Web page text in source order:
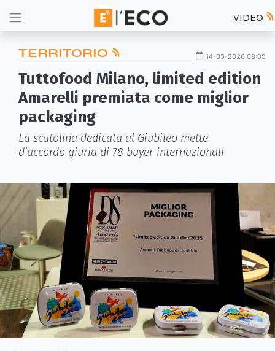
VIDEO
TERRITORIO 14-05-2026 08:05
Tuttofood Milano, limited edition
Amarelli premiata come miglior
packaging
La scatolina dedicata al Giubileo mette
d’accordo giuria di 78 buyer internazionali